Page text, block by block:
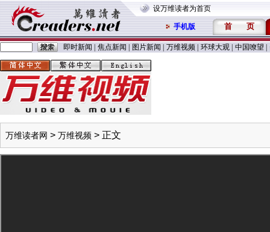
设万维读者为首页
手机版 首 页
即时新闻 焦点新闻 图片新闻 万维视频 环球大观 中国嘹望
万维读者网 > 万维视频 > 正文